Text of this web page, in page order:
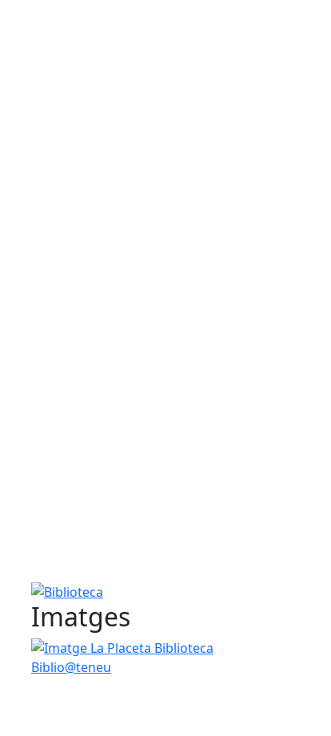
Biblioteca
Imatges
Imatge La Placeta Biblioteca Biblio@teneu